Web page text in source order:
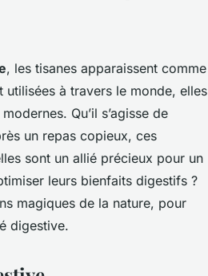
, les tisanes apparaissent comme
à travers le monde, elles
Qu’il s’agisse de
un repas copieux, ces
sont un allié précieux pour un
leurs bienfaits digestifs ?
magiques de la nature, pour
digestive.